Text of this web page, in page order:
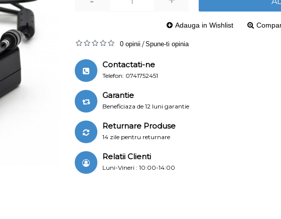
Adauga in Wishlist
0 opinii /Spune-ti opinia
Contactati-ne
Telefon: 0741752451
Garantie
Beneficiaza de 12 luni garantie
Returnare Produse
14 zile pentru returnare
Relatii Clienti
Luni-Vineri : 10:00-14:00